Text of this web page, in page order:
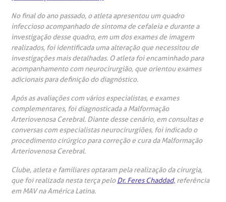
Saiba mais
Endereço:
CEP: 01323-001 | Bela Vista
São Paulo - SP
Clínica Medicina da Mulher
a BP
Conosco
de Benchmarking
de Bioética
Cirurgia
frequentes
de Sangue
No final do ano passado, o atleta apresentou um quadro
infeccioso acompanhado de sintoma de cefaleia e durante a
investigação desse quadro, em um dos exames de imagem
realizados, foi identificada uma alteração que necessitou de
investigações mais detalhadas. O atleta foi encaminhado para
acompanhamento com neurocirurgião, que orientou exames
adicionais para definição do diagnóstico.
Após as avaliações com vários especialistas, e exames
complementares, foi diagnosticada a Malformação
Arteriovenosa Cerebral. Diante desse cenário, em consultas e
conversas com especialistas neurocirurgiões, foi indicado o
procedimento cirúrgico para correção e cura da Malformação
Arteriovenosa Cerebral.
Clube, atleta e familiares optaram pela realização da cirurgia,
que foi realizada nesta terça peloDr. Feres Chaddad, referência
em MAV na América Latina.